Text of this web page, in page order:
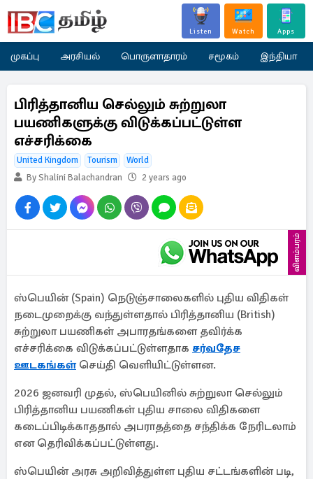
Listen Watch Apps
முகப்பு அரசியல் பொருளாதாரம் சமூகம் இந்தியா
பிரித்தானிய செல்லும் சுற்றுலா
பயணிகளுக்கு விடுக்கப்பட்டுள்ள
எச்சரிக்கை
United Kingdom Tourism
World
By Shalini Balachandran
2 years ago
விளம்பரம்
ஸ்பெயின் (Spain) நெடுஞ்சாலைகளில் புதிய விதிகள்
நடைமுறைக்கு வந்துள்ளதால் பிரித்தானிய (British)
சுற்றுலா பயணிகள் அபாரதங்களை தவிர்க்க
எச்சரிக்கை விடுக்கப்பட்டுள்ளதாக சர்வதேச
ஊடகங்கள்செய்தி வெளியிட்டுள்ளன.
2026 ஜனவரி முதல், ஸ்பெயினில் சுற்றுலா செல்லும்
பிரித்தானிய பயணிகள் புதிய சாலை விதிகளை
கடைப்பிடிக்காததால் அபராதத்தை சந்திக்க நேரிடலாம்
என தெரிவிக்கப்பட்டுள்ளது.
ஸ்பெயின் அரசு அறிவித்துள்ள புதிய சட்டங்களின் படி,